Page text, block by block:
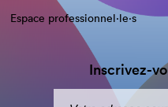
Espace professionnel·le⋅s
Inscrivez-